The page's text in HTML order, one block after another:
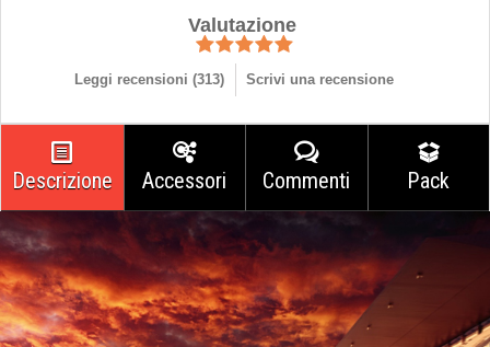
Valutazione
Leggi recensioni (313) Scrivi una recensione
Descrizione Accessori Commenti Pack